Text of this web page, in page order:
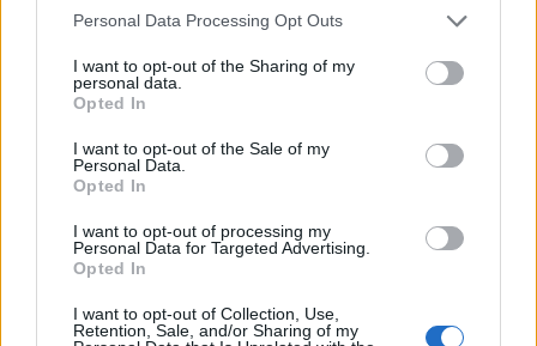
Please note that this website/app uses one or more Google
not limited to your visit or usage behaviour. You may click to
grant or deny consent to Google and its third-party tags to
use your data for below specified purposes in below Google
consent section.
Personal Data Processing Opt Outs
I want to opt-out of the Sharing of my
personal data.
Opted In
I want to opt-out of the Sale of my
Personal Data.
Opted In
I want to opt-out of processing my
Personal Data for Targeted Advertising.
Opted In
I want to opt-out of Collection, Use,
Retention, Sale, and/or Sharing of my
Cómo gestionar tus finanzas con el método 50/30/20 y más
FINANZAS